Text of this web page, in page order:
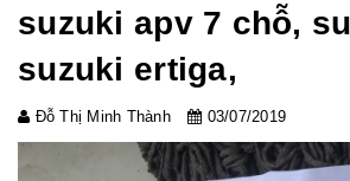
suzuki apv 7 chỗ,
suzuki ertiga,
Đỗ Thị Minh Thành 03/07/2019